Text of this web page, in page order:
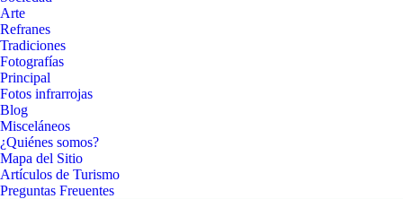
Arte
Refranes
Tradiciones
Fotografías
Principal
Fotos infrarrojas
Blog
Misceláneos
¿Quiénes somos?
Mapa del Sitio
Artículos de Turismo
Preguntas Freuentes